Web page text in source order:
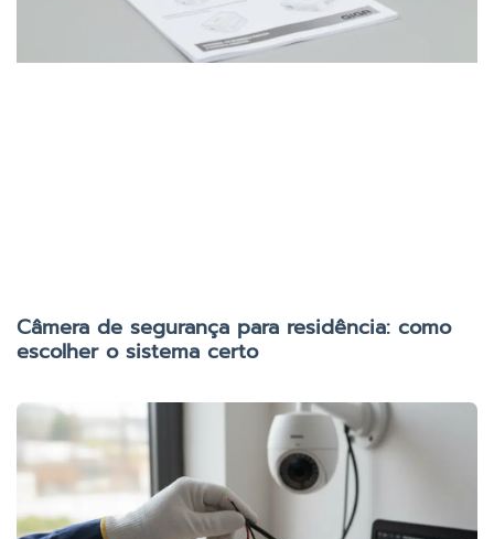
Câmera de segurança para residência: como
escolher o sistema certo